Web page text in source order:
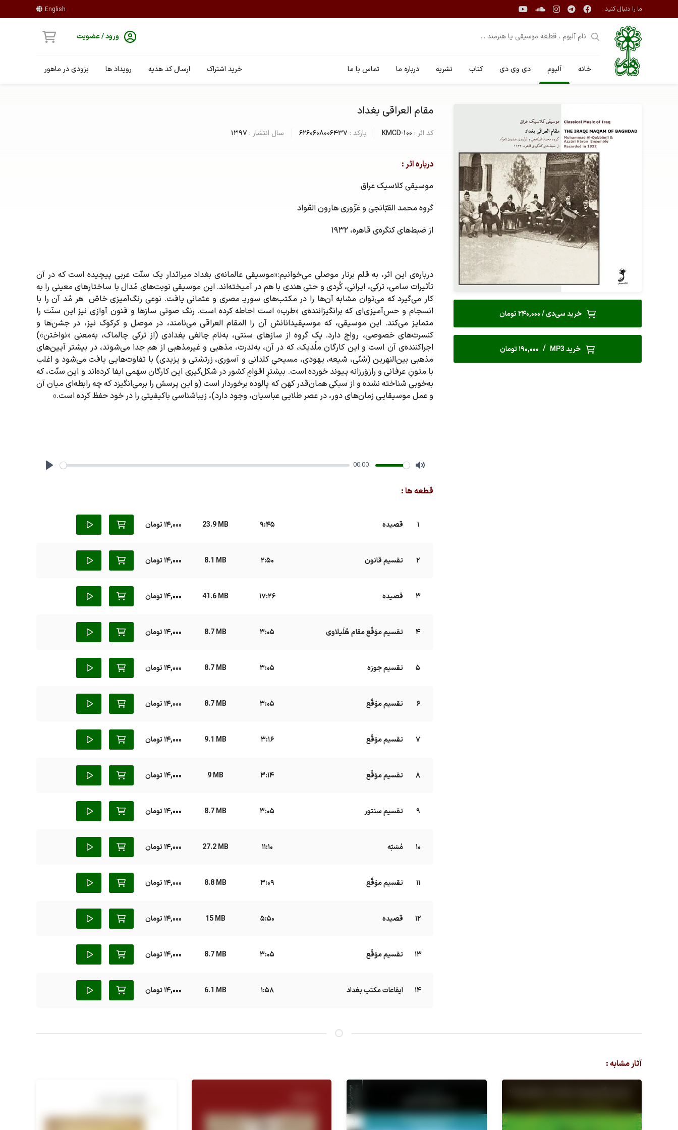
ما را دنبال کنید : English
ورود / عضویت
خانه آلبوم دی وی دی کتاب نشریه درباره ما تماس با ما خرید اشتراک ارسال کد هدیه رویداد ها بزودی در ماهور
خرید سی‌دی / 240,000 تومان
خرید MP3 / 190,000 تومان
مقام العراقی بغداد
کد اثر : KMCD-100 بارکد :6260608006437 سال انتشار :1397
درباره اثر :
موسیقی کلاسیک عراق
گروه محمد القبّانجی و عَزّوری هارون العّواد
از ضبط‌های کنگره‌ی قاهره، ۱۹۳۲
درباره‌ی این اثر، به قلم برنار موصلی می‌خوانیم:«موسیقی عالمانه‌ی بغداد میراثدار یک سنّت عربی پیچیده است که در آن
تأثیرات سامی، ترکی، ایرانی، کُردی و حتی هندی با هم در آمیخته‌اند. این موسیقی نوبت‌های مُدال با ساختارهای معینی را به
کار می‌گیرد که می‌توان مشابه آن‌ها را در مکتب‌های سوریـ مصری و عثمانی یافت. نوعی رنگ‌آمیزی خاصْ هر مُد آن را با
انسجام و حس‌آمیزی‌ای که برانگیزاننده‌ی «طرب» است احاطه کرده است. رنگ صوتی سازها و فنون آوازی نیز این سنّت را
متمایز می‌کند. این موسیقی، که موسیقیدانانش آن را المقام العراقی می‌نامند، در موصل و کرکوک نیز، در جشن‌ها و
کنسرت‌های خصوصی، رواج دارد. یک گروه از سازهای سنتی، به‌نام چالغی بغدادی (از ترکی چالماک، به‌معنی «نواختن»)
اجراکننده‌ی آن است و این کارگان ملُدیک، که در آن، به‌ندرت، مذهبی و غیرمذهبی از هم جدا می‌شوند، در بیشتر آیین‌های
مذهبی بین‌النهرین (سُنّی، شیعه، یهودی، مسیحیِ کلدانی و آسوری، زرتشتی و یزیدی) با تفاوت‌هایی یافت می‌شود و اغلب
با متونِ عرفانی و رازوَرزانه پیوند خورده است. بیشترِ اقوامِ کشور در شکل‌گیری این کارگان سهمی ایفا کرده‌اند و این سنّت، که
به‌خوبی شناخته نشده و از سبکی همان‌قدر کهن که پالوده برخوردار است (و این پرسش را برمی‌انگیزد که چه رابطه‌ای میان آن
و عمل موسیقایی زمان‌های دور، در عصر طلایی عباسیان، وجود دارد)، زیباشناسی باکیفیتی را در خود حفظ کرده است.»
00:00
قطعه ها :
1 قصیده 9:45
23.9 MB 14,000 تومان
2 تقسیم قانون 2:50
8.1 MB 14,000 تومان
3 قصیده 17:26
41.6 MB 14,000 تومان
4 تقسیم موَقّع مقام هُلَیلاوی 3:05
8.7 MB 14,000 تومان
5 تقسیم جوزه 3:05
8.7 MB 14,000 تومان
6 تقسیم موَقّع 3:05
8.7 MB 14,000 تومان
7 تقسیم موَقّع 3:16
9.1 MB 14,000 تومان
8 تقسیم موَقّع 3:14
9 MB 14,000 تومان
9 تقسیم سنتور 3:05
8.7 MB 14,000 تومان
10 مُسَبّه 11:10
27.2 MB 14,000 تومان
11 تقسیم موَقّع 3:09
8.8 MB 14,000 تومان
12 قصیده 5:50
15 MB 14,000 تومان
13 تقسیم موَقّع 3:05
8.7 MB 14,000 تومان
14 ایقاعات مکتب بغداد 1:58
6.1 MB 14,000 تومان
آثار مشابه :